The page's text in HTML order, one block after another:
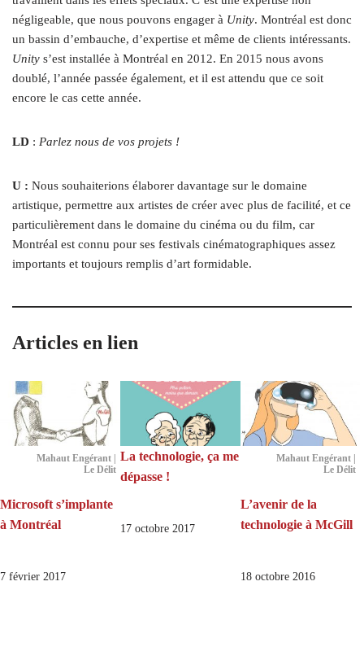
négligeable, que nous pouvons engager à Unity. Montréal est donc
un bassin d’embauche, d’expertise et même de clients intéressants.
Unity s’est installée à Montréal en 2012. En 2015 nous avons
doublé, l’année passée également, et il est attendu que ce soit
encore le cas cette année.
LD : Parlez nous de vos projets !
U : Nous souhaiterions élaborer davantage sur le domaine
artistique, permettre aux artistes de créer avec plus de facilité, et ce
particulièrement dans le domaine du cinéma ou du film, car
Montréal est connu pour ses festivals cinématographiques assez
importants et toujours remplis d’art formidable.
Articles en lien
Mahaut Engérant |
Le Délit
Microsoft s’implante
à Montréal
7 février 2017
La technologie, ça me
dépasse !
17 octobre 2017
Mahaut Engérant |
Le Délit
L’avenir de la
technologie à McGill
18 octobre 2016